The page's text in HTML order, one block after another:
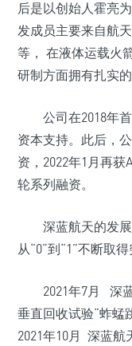
后是以创始人霍亮
发成员主要来自航
等， 在液体运载火
研制方面拥有扎实
公司在2018年
资本支持。此后，
资，2022年1月再获
轮系列融资。
深蓝航天的发
从“0”到“1”不断取
2021年7月 深
垂直回收试验“蚱蜢
2021年10月 深蓝航